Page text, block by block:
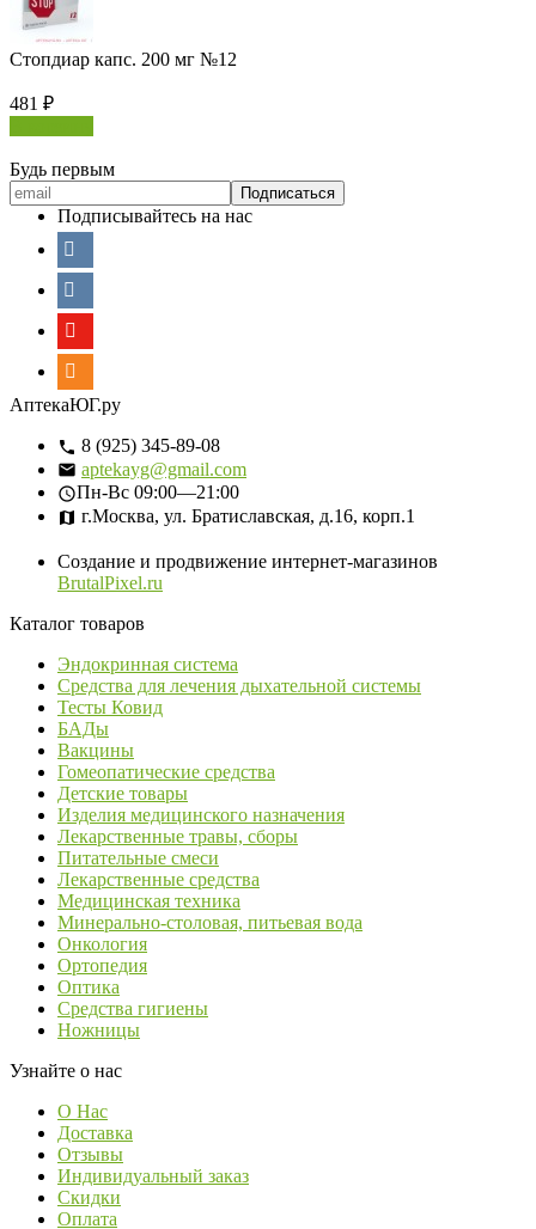
Стопдиар капс. 200 мг №12
481 ₽
Будь первым
Подписывайтесь на нас
АптекаЮГ.ру
8 (925) 345-89-08
aptekayg@gmail.com
Пн-Вс 09:00—21:00
г.Москва, ул. Братиславская, д.16, корп.1
Создание и продвижение интернет-магазинов
BrutalPixel.ru
Каталог товаров
Эндокринная система
Средства для лечения дыхательной системы
Тесты Ковид
БАДы
Вакцины
Гомеопатические средства
Детские товары
Изделия медицинского назначения
Лекарственные травы, сборы
Питательные смеси
Лекарственные средства
Медицинская техника
Минерально-столовая, питьевая вода
Онкология
Ортопедия
Оптика
Средства гигиены
Ножницы
Узнайте о нас
О Нас
Доставка
Отзывы
Индивидуальный заказ
Скидки
Оплата